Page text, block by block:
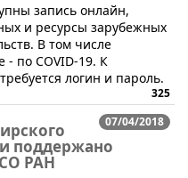
запись онлайн,
и ресурсы зарубежных
В том числе
- по COVID-19. К
логин и пароль.
325
07/04/2018
поддержано
РАН